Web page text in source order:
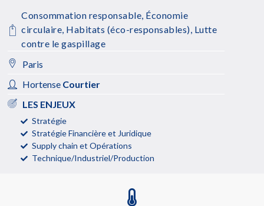
Consommation responsable, Économie
circulaire, Habitats (éco-responsables), Lutte
contre le gaspillage
Paris
Hortense Courtier
LES ENJEUX
Stratégie
Stratégie Financière et Juridique
Supply chain et Opérations
Technique/Industriel/Production